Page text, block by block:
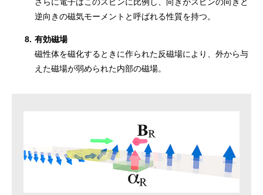
逆向きの磁気モーメントと呼ばれる性質を持つ。
8. 有効磁場
磁性体を磁化するときに作られた反磁場により、外から与
えた磁場が弱められた内部の磁場。